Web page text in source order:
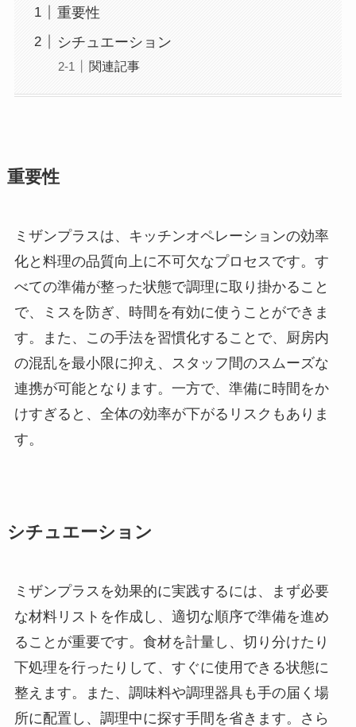
重要性
シチュエーション
関連記事
重要性
ミザンプラスは、キッチンオペレーションの効率
化と料理の品質向上に不可欠なプロセスです。す
べての準備が整った状態で調理に取り掛かること
で、ミスを防ぎ、時間を有効に使うことができま
す。また、この手法を習慣化することで、厨房内
の混乱を最小限に抑え、スタッフ間のスムーズな
連携が可能となります。一方で、準備に時間をか
けすぎると、全体の効率が下がるリスクもありま
す。
シチュエーション
ミザンプラスを効果的に実践するには、まず必要
な材料リストを作成し、適切な順序で準備を進め
ることが重要です。食材を計量し、切り分けたり
下処理を行ったりして、すぐに使用できる状態に
整えます。また、調味料や調理器具も手の届く場
所に配置し、調理中に探す手間を省きます。さら